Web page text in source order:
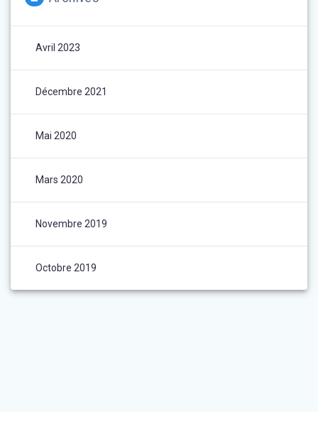
Avril 2023
Décembre 2021
Mai 2020
Mars 2020
Novembre 2019
Octobre 2019